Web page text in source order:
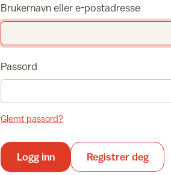
Brukernavn eller e-postadresse
Passord
Glemt passord?
Logg inn Registrer deg